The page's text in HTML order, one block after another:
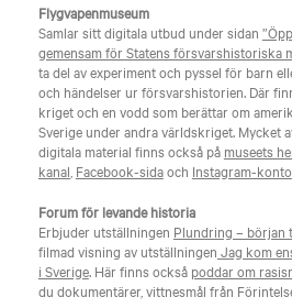
Flygvapenmuseum
Samlar sitt digitala utbud under sidan
gemensam för Statens försvarshistoriska
ta del av experiment och pyssel för barn
och händelser ur försvarshistorien. Där
kriget och en vodd som berättar om
Sverige under andra världskriget. Mycket
digitala material finns också på museets
kanal Facebook-sidaoch Instagram-konto
Forum för levande historia
Erbjuder utställningen Plundring – början
filmad visning av utställningen Jag kom
i Sverige. Här finns också poddar om
du dokumentärer, vittnesmål från